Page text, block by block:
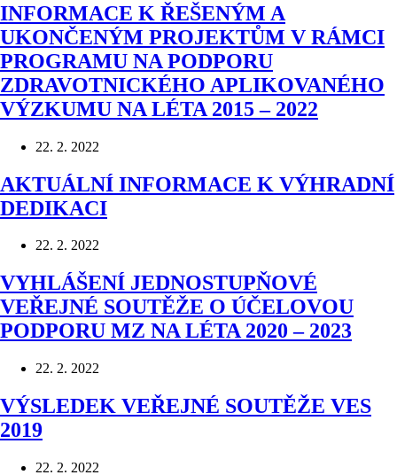
INFORMACE K ŘEŠENÝM A
UKONČENÝM PROJEKTŮM V RÁMCI
PROGRAMU NA PODPORU
ZDRAVOTNICKÉHO APLIKOVANÉHO
VÝZKUMU NA LÉTA 2015 – 2022
22. 2. 2022
AKTUÁLNÍ INFORMACE K VÝHRADNÍ
DEDIKACI
22. 2. 2022
VYHLÁŠENÍ JEDNOSTUPŇOVÉ
VEŘEJNÉ SOUTĚŽE O ÚČELOVOU
PODPORU MZ NA LÉTA 2020 – 2023
22. 2. 2022
VÝSLEDEK VEŘEJNÉ SOUTĚŽE VES
2019
22. 2. 2022